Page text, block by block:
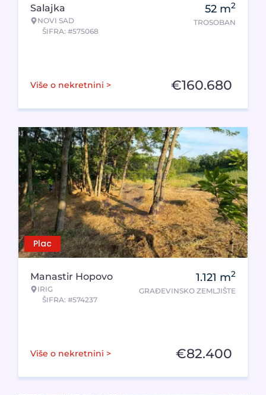
Salajka
NOVI SAD
ŠIFRA: #575068
52 m2
TROSOBAN
Više o nekretnini > €160.680
Plac
Manastir Hopovo
IRIG
ŠIFRA: #574237
1.121 m2
GRAĐEVINSKO ZEMLJIŠTE
Više o nekretnini > €82.400